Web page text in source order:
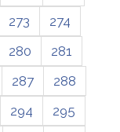
273
274
280
281
287
288
294
295